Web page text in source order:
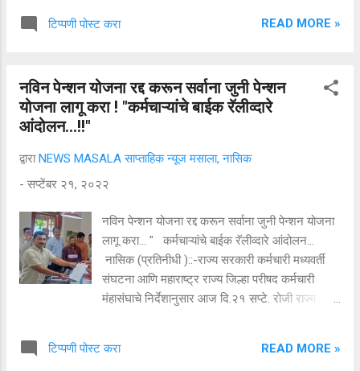
मुख्य कार्यकारी अधिकारी लीना बनसोड यांनी केले.
जिल्हयातील सर्व सरपंच व ग्रामसेवकांना ऑनलाईन
माध्यमातून मार्गदर्शन करण्यात आले. पुढे बोलताना श्रीमती
करण्यासाठी सरपंच व लोकप्रतिनिर्धीचा सहभाग महत्वाचे
असल्याचे सांगितले. प्रत्येक गावाने कचरामुक्त गाव
कच-याचे वर्गीकरण करण्याचा संकल्प करावा. स्वच्छता ही
सेवा मोहिमेत गावातील नदी, नाले ...
टिप्पणी पोस्ट करा READ MORE »
नविन पेन्शन योजना रद्द करून सर्वाना जुनी पेन्शन
योजना लागू करा ! "कर्मचाऱ्यांचे बाईक रॅलीव्दारे
आंदोलन...!!"
द्वाराNEWS MASALA साप्ताहिक न्यूज मसाला, नासिक
- सप्टेंबर २१, २०२२
नविन पेन्शन योजना रद्द करून सर्वाना जुनी पेन्शन योजना
लागू करा... " कर्मचाऱ्यांचे बाईक रॅलीव्दारे आंदोलन...
नासिक (प्रतिनीधी )::-राज्य सरकारी कर्मचारी मध्यवर्ती
संघटना आणि महाराष्ट्र राज्य जिल्हा परीषद कर्मचारी
मंहासंघाचे निर्देशानुसार आज दि.२१ सप्टे. रोजी राज्य
करुन सर्वाना जुनी पेन्शन योजना लागू करा. या मागणीसाठी
टिप्पणी पोस्ट करा READ MORE »